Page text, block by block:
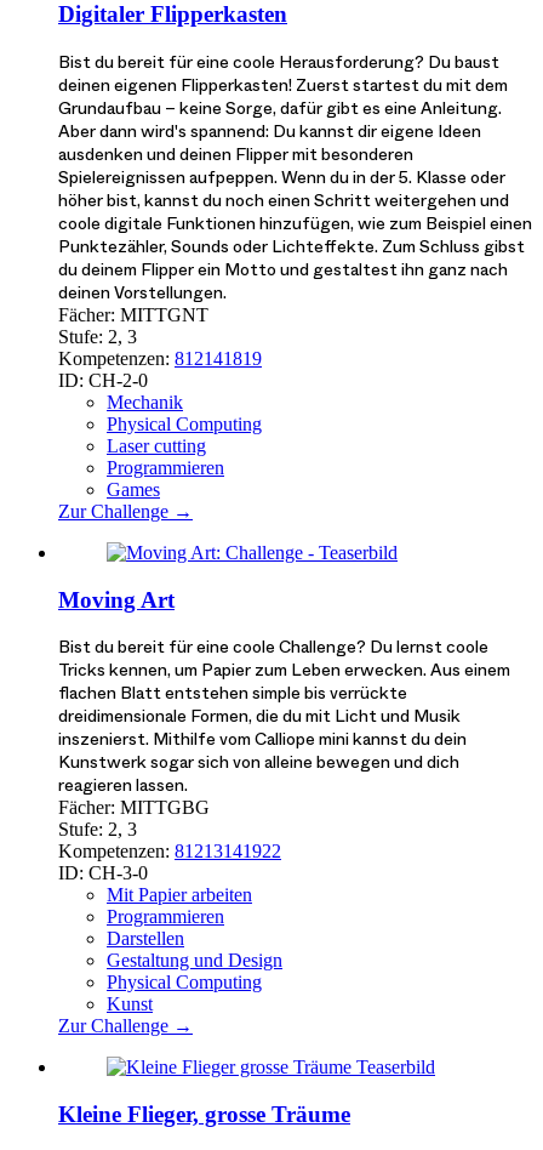
Digitaler Flipperkasten
Bist du bereit für eine coole Herausforderung? Du baust
deinen eigenen Flipperkasten! Zuerst startest du mit dem
Grundaufbau – keine Sorge, dafür gibt es eine Anleitung.
Aber dann wird's spannend: Du kannst dir eigene Ideen
ausdenken und deinen Flipper mit besonderen
Spielereignissen aufpeppen. Wenn du in der 5. Klasse oder
höher bist, kannst du noch einen Schritt weitergehen und
coole digitale Funktionen hinzufügen, wie zum Beispiel einen
Punktezähler, Sounds oder Lichteffekte. Zum Schluss gibst
du deinem Flipper ein Motto und gestaltest ihn ganz nach
deinen Vorstellungen.
Fächer: MITTGNT
Stufe: 2, 3
Kompetenzen: 812141819
ID: CH-2-0
Mechanik
Physical Computing
Laser cutting
Programmieren
Games
Zur Challenge →
Moving Art
Bist du bereit für eine coole Challenge? Du lernst coole
Tricks kennen, um Papier zum Leben erwecken. Aus einem
flachen Blatt entstehen simple bis verrückte
dreidimensionale Formen, die du mit Licht und Musik
inszenierst. Mithilfe vom Calliope mini kannst du dein
Kunstwerk sogar sich von alleine bewegen und dich
reagieren lassen.
Fächer: MITTGBG
Stufe: 2, 3
Kompetenzen: 81213141922
ID: CH-3-0
Mit Papier arbeiten
Programmieren
Darstellen
Gestaltung und Design
Physical Computing
Kunst
Zur Challenge →
Kleine Flieger, grosse Träume